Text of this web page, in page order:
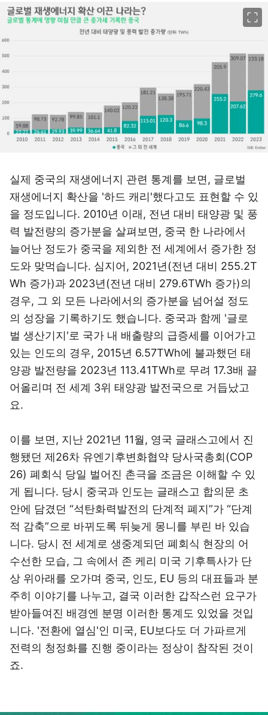
실제 중국의 재생에너지 관련 통계를 보면, 글로벌
재생에너지 확산을 '하드 캐리'했다고도 표현할 수 있
을 정도입니다. 2010년 이래, 전년 대비 태양광 및 풍
력 발전량의 증가분을 살펴보면, 중국 한 나라에서
늘어난 정도가 중국을 제외한 전 세계에서 증가한 정
도와 맞먹습니다. 심지어, 2021년(전년 대비 255.2T
Wh 증가)과 2023년(전년 대비 279.6TWh 증가)의
경우, 그 외 모든 나라에서의 증가분을 넘어설 정도
의 성장을 기록하기도 했습니다. 중국과 함께 '글로
벌 생산기지'로 국가 내 배출량의 급증세를 이어가고
있는 인도의 경우, 2015년 6.57TWh에 불과했던 태
양광 발전량을 2023년 113.41TWh로 무려 17.3배 끌
어올리며 전 세계 3위 태양광 발전국으로 거듭났고
요.
이를 보면, 지난 2021년 11월, 영국 글래스고에서 진
행됐던 제26차 유엔기후변화협약 당사국총회(COP
26) 폐회식 당일 벌어진 촌극을 조금은 이해할 수 있
게 됩니다. 당시 중국과 인도는 글래스고 합의문 초
안에 담겼던 “석탄화력발전의 단계적 폐지”가 “단계
적 감축”으로 바뀌도록 뒤늦게 몽니를 부린 바 있습
니다. 당시 전 세계로 생중계되던 폐회식 현장의 어
수선한 모습, 그 속에서 존 케리 미국 기후특사가 단
상 위아래를 오가며 중국, 인도, EU 등의 대표들과 분
주히 이야기를 나누고, 결국 이러한 갑작스런 요구가
받아들여진 배경엔 분명 이러한 통계도 있었을 것입
니다. '전환에 열심'인 미국, EU보다도 더 가파르게
전력의 청정화를 진행 중이라는 정상이 참작된 것이
죠.